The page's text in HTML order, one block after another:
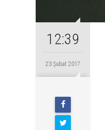
12:39
23 Şubat 2017